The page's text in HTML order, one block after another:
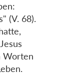
(V. 68).
Worten